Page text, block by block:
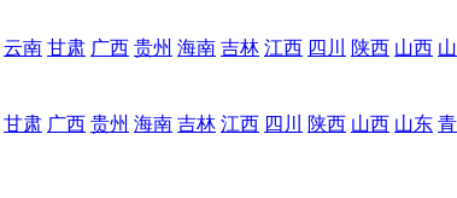
云南 甘肃 广西 贵州 海南 吉林 江西 四川 陕西 山西
甘肃 广西 贵州 海南 吉林 江西 四川 陕西 山西 山东